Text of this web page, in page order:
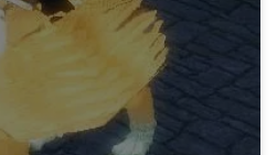
ルコンプリート
15年前